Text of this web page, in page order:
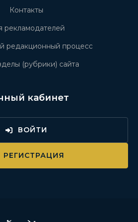
Контакты
рекламодателей
редакционный процесс
(рубрики) сайта
кабинет
ВОЙТИ
РЕГИСТРАЦИЯ